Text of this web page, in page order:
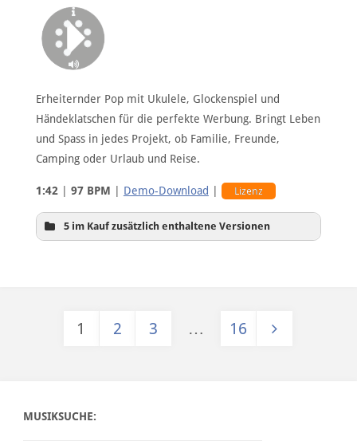
Erheiternder Pop mit Ukulele, Glockenspiel und
Händeklatschen für die perfekte Werbung. Bringt Leben
und Spass in jedes Projekt, ob Familie, Freunde,
Camping oder Urlaub und Reise.
1:42| 97 BPM Demo-Download Lizenz
5 im Kauf zusätzlich enthaltene Versionen
60sec-Version
1 2 3 … 16
MUSIKSUCHE: